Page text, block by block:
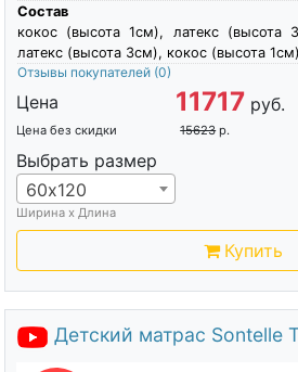
Состав
кокос (высота 1см), латекс (высота
латекс (высота 3см), кокос (высота
Отзывы покупателей (0)
Цена 11717 руб.
Цена без скидки 15623 р.
Выбрать размер
60х120
Ширина х Длина
Купить
Детский матрас Sontelle